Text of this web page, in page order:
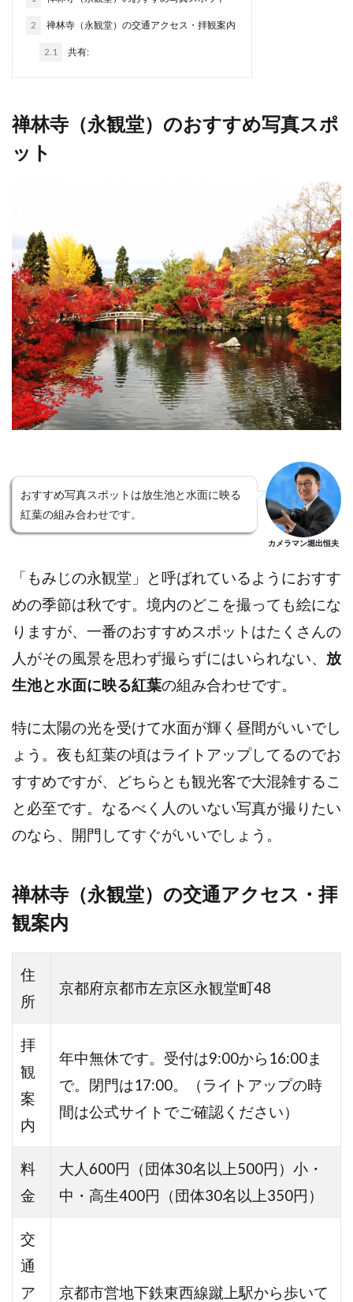
2 禅林寺（永観堂）の交通アクセス・拝観案内
2.1 共有:
禅林寺（永観堂）のおすすめ写真スポ
ット
おすすめ写真スポットは放生池と水面に映る
紅葉の組み合わせです。
カメラマン堀出恒夫
「もみじの永観堂」と呼ばれているようにおすす
めの季節は秋です。境内のどこを撮っても絵にな
りますが、一番のおすすめスポットはたくさんの
人がその風景を思わず撮らずにはいられない、 放
生池と水面に映る紅葉の組み合わせです。
特に太陽の光を受けて水面が輝く昼間がいいでし
ょう。夜も紅葉の頃はライトアップしてるのでお
すすめですが、どちらとも観光客で大混雑するこ
と必至です。なるべく人のいない写真が撮りたい
のなら、開門してすぐがいいでしょう。
禅林寺（永観堂）の交通アクセス・拝
観案内
住
所
京都府京都市左京区永観堂町48
拝
観
案
内
年中無休です。受付は9:00から16:00ま
で。閉門は17:00。（ライトアップの時
間は公式サイトでご確認ください）
料
金
大人600円（団体30名以上500円）小・
中・高生400円（団体30名以上350円）
交
通
ア
京都市営地下鉄東西線蹴上駅から歩いて